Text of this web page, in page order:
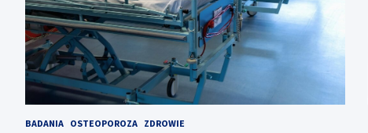
BADANIA OSTEOPOROZA ZDROWIE